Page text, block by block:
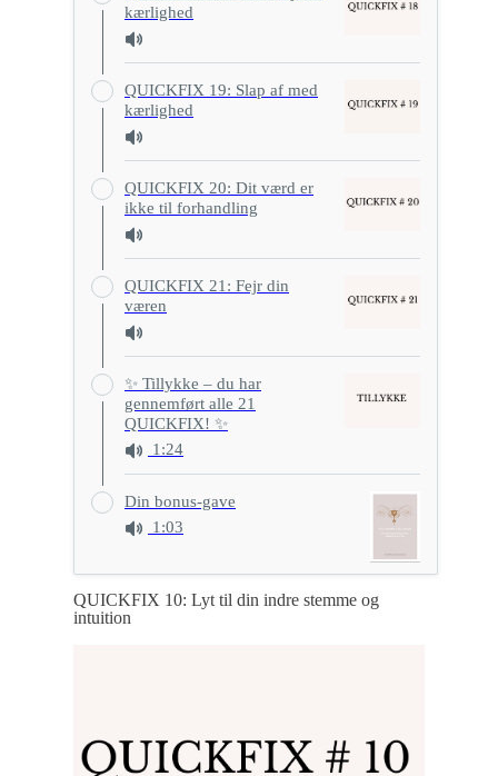
kærlighed
QUICKFIX 19: Slap af med
kærlighed
QUICKFIX 20: Dit værd er
ikke til forhandling
QUICKFIX 21: Fejr din
væren
✨ Tillykke – du har
gennemført alle 21
QUICKFIX! ✨
1:24
Din bonus-gave
1:03
QUICKFIX 10: Lyt til din indre stemme og
intuition